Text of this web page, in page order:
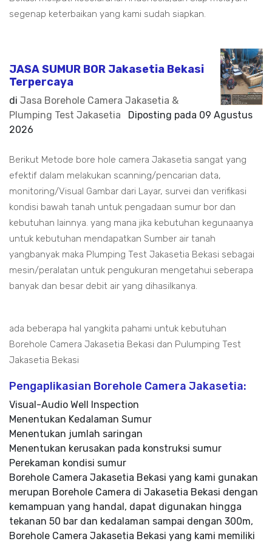
segenap keterbaikan yang kami sudah siapkan.
JASA SUMUR BOR Jakasetia Bekasi
Terpercaya
di Jasa Borehole Camera Jakasetia &
Plumping Test Jakasetia
Diposting pada 09 Agustus
2026
Berikut Metode bore hole camera Jakasetia sangat yang
efektif dalam melakukan scanning/pencarian data,
monitoring/Visual Gambar dari Layar, survei dan verifikasi
kondisi bawah tanah untuk pengadaan sumur bor dan
kebutuhan lainnya. yang mana jika kebutuhan kegunaanya
untuk kebutuhan mendapatkan Sumber air tanah
yangbanyak maka Plumping Test Jakasetia Bekasi sebagai
mesin/peralatan untuk pengukuran mengetahui seberapa
banyak dan besar debit air yang dihasilkanya.
ada beberapa hal yangkita pahami untuk kebutuhan
Borehole Camera Jakasetia Bekasi dan Pulumping Test
Jakasetia Bekasi
Pengaplikasian Borehole Camera Jakasetia:
Visual-Audio Well Inspection
Menentukan Kedalaman Sumur
Menentukan jumlah saringan
Menentukan kerusakan pada konstruksi sumur
Perekaman kondisi sumur
Borehole Camera Jakasetia Bekasi yang kami gunakan
merupan Borehole Camera di Jakasetia Bekasi dengan
kemampuan yang handal, dapat digunakan hingga
tekanan 50 bar dan kedalaman sampai dengan 300m,
Borehole Camera Jakasetia Bekasi yang kami memiliki